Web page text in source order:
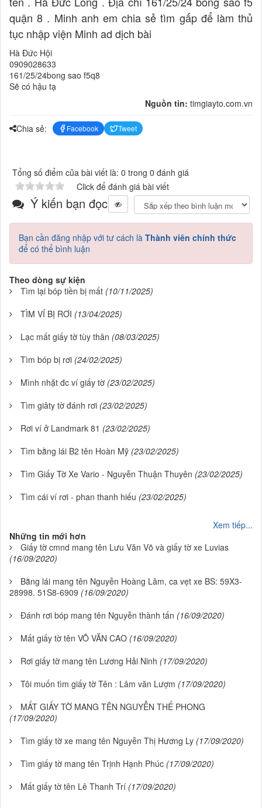
quận 8 . Minh anh em chia sẻ tìm gấp để làm thủ
tục nhập viện Minh ad dịch bài
Hà Đức Hội
0909028633
161/25/24bong sao f5q8
Sẽ có hậu tạ
Nguồn tin: timgiayto.com.vn
Chia sẻ: Facebook Tweet
Tổng số điểm của bài viết là: 0 trong 0 đánh giá
Click để đánh giá bài viết
Ý kiến bạn đọc
Bạn cần đăng nhập với tư cách là Thành viên chính thức
để có thể bình luận
Theo dòng sự kiện
Tìm lại bóp tiền bị mất (10/11/2025)
TÌM VÍ BỊ RƠI (13/04/2025)
Lạc mất giấy tờ tùy thân (08/03/2025)
Tìm bóp bị rơi (24/02/2025)
Mình nhặt đc ví giấy tờ (23/02/2025)
Tìm giâty tờ đánh rơi (23/02/2025)
Rơi ví ở Landmark 81 (23/02/2025)
Tìm bằng lái B2 tên Hoàn Mỹ (23/02/2025)
Tìm Giấy Tờ Xe Vario - Nguyễn Thuận Thuyên (23/02/2025)
Tìm cái ví rơi - phan thanh hiếu (23/02/2025)
Xem tiếp...
Những tin mới hơn
Giấy tờ cmnd mang tên Lưu Văn Võ và giấy tờ xe Luvias
(16/09/2020)
Bằng lái mang tên Nguyễn Hoàng Lâm, ca vẹt xe BS: 59X3-
28998. 51S8-6909 (16/09/2020)
Đánh rơi bóp mang tên Nguyễn thành tấn (16/09/2020)
Mất giấy tờ tên VÕ VĂN CAO (16/09/2020)
Rơi giấy tờ mang tên Lương Hải Ninh (17/09/2020)
Tôi muốn tìm giấy tờ Tên : Lâm văn Lượm (17/09/2020)
MẤT GIẤY TỜ MANG TÊN NGUYỄN THẾ PHONG
(17/09/2020)
Tìm giấy tờ xe mang tên Nguyễn Thị Hương Ly (17/09/2020)
Tìm giấy tờ mang tên Trịnh Hạnh Phúc (17/09/2020)
Mất giấy tờ tên Lê Thanh Trí (17/09/2020)